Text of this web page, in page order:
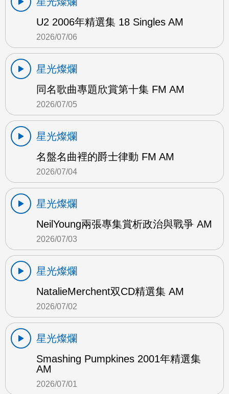
U2 2006年精選集 18 Singles AM
2026/07/06
星光燦爛
同名歌曲專題欣賞第十集 FM AM
2026/07/05
星光燦爛
名盤名曲裡的爵士律動 FM AM
2026/07/04
星光燦爛
NeilYoung兩張專集賞析政治與戰爭 AM
2026/07/03
星光燦爛
NatalieMerchent双CD精選集 AM
2026/07/02
星光燦爛
Smashing Pumpkines 2001年精選集
AM
2026/07/01